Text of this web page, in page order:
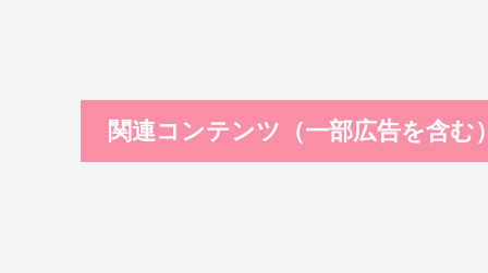
関連コンテンツ（一部広告を含む